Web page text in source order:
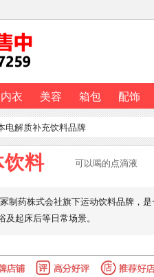
内衣 美容 箱包 配饰
电解质补充饮料品牌
饮料 可以喝的点滴液
药株式会社旗下运动饮料品牌，是
起床后等日常场景。